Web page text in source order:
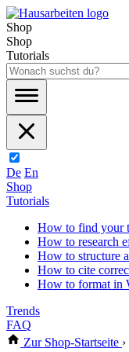
Shop
Shop
Tutorials
De En
Shop
Tutorials
How to find your
How to research
How to structure
How to cite
How to format in
Trends
FAQ
Zur Shop-Startseite ›